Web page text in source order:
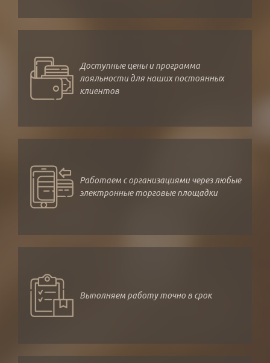
Доступные цены и программа
лояльности для наших постоянных
клиентов
Работаем с организациями через любые
электронные торговые площадки
Выполняем работу точно в срок